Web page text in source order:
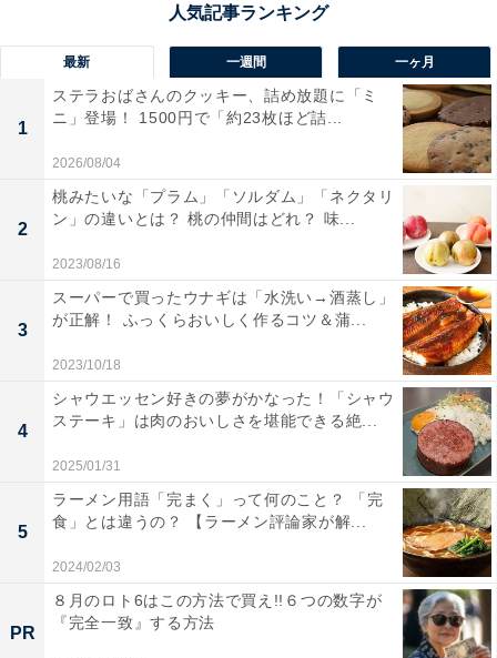
時間制限がある場合も）子ども優先で用意や食事をさ
せ、「さぁ自分の番」となると、もう時間がなかっ
た……なんていうこととは無縁です。
ゆったりした空間が魅力のメインダイニング・NAMIKI667
また時間だけでなくスペースもゆったり。空間がぜいた
くで隣の席との間隔が離れているので、子どものちょっ
とした動作に神経を尖らせることも少なめです。
最新 一週間 一ヶ月
1
ステラおばさんのクッキー、詰め放題に「ミ
ニ」登場！ 1500円で「約23枚ほど詰...
2026/08/04
2
桃みたいな「プラム」「ソルダム」「ネクタリ
ン」の違いとは？ 桃の仲間はどれ？ 味...
2023/08/16
3
スーパーで買ったウナギは「水洗い→酒蒸し」
が正解！ ふっくらおいしく作るコツ＆蒲...
2023/10/18
4
シャウエッセン好きの夢がかなった！「シャウ
ステーキ」は肉のおいしさを堪能できる絶...
2025/01/31
5
ラーメン用語「完まく」って何のこと？ 「完
食」とは違うの？ 【ラーメン評論家が解...
2024/02/03
PR
８月のロト6はこの方法で買え!!６つの数字が
『完全一致』する方法